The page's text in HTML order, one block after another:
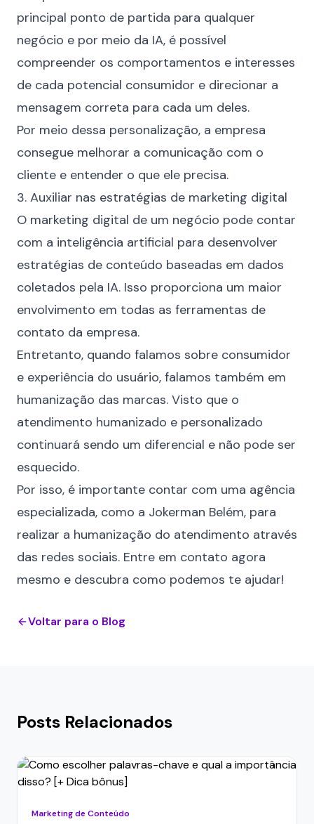
principal ponto de partida para qualquer
negócio e por meio da IA, é possível
compreender os comportamentos e interesses
de cada potencial consumidor e direcionar a
mensagem correta para cada um deles.
Por meio dessa personalização, a empresa
consegue melhorar a comunicação com o
cliente e entender o que ele precisa.
3. Auxiliar nas estratégias de marketing digital
O marketing digital de um negócio pode contar
com a inteligência artificial para desenvolver
estratégias de conteúdo baseadas em dados
coletados pela IA. Isso proporciona um maior
envolvimento em todas as ferramentas de
contato da empresa.
Entretanto, quando falamos sobre consumidor
e experiência do usuário, falamos também em
humanização das marcas. Visto que o
atendimento humanizado e personalizado
continuará sendo um diferencial e não pode ser
esquecido.
Por isso, é importante contar com uma agência
especializada, como a Jokerman Belém, para
realizar a humanização do atendimento através
das redes sociais. Entre em contato agora
mesmo e descubra como podemos te ajudar!
Voltar para o Blog
Posts Relacionados
Marketing de Conteúdo